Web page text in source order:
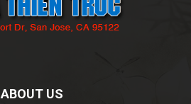
ABOUT US